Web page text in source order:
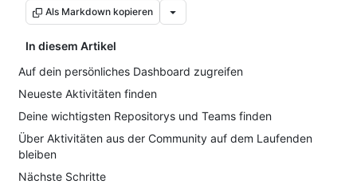
Als Markdown kopieren
In diesem Artikel
Auf dein persönliches Dashboard zugreifen
Neueste Aktivitäten finden
Deine wichtigsten Repositorys und Teams finden
Über Aktivitäten aus der Community auf dem Laufenden
bleiben
Nächste Schritte